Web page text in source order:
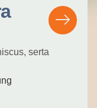
serta